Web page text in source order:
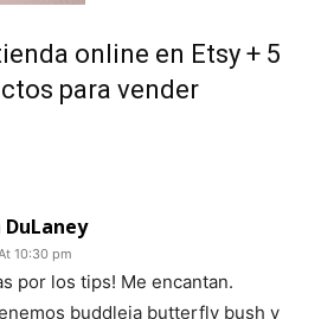
online en Etsy + 5
para vender
10:30 pm
por los tips! Me encantan.
buddleia butterfly bush y